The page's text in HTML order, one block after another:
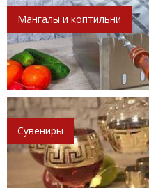
Мангалы и коптильни
Сувениры